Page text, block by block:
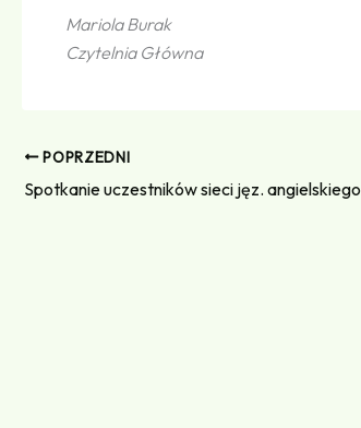
Mariola Burak
Czytelnia Główna
POPRZEDNI
Spotkanie uczestników sieci jęz. angielskiego